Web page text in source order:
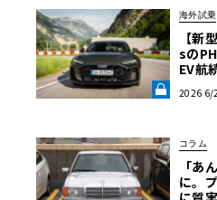
海外試乗
【新
sの
EV航
E
2026 6/2
コラム
「あ
に。